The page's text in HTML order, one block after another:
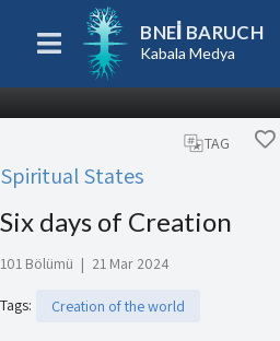
BNEI BARUCH
Kabala Medya
TAG
Spiritual States
Six days of Creation
101 Bölümü | 21 Mar 2024
Tags: Creation of the world